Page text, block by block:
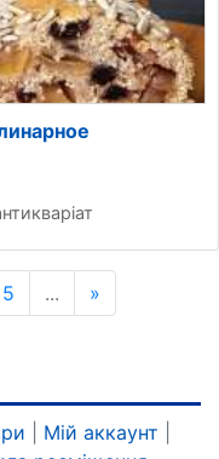
5 ... »
Мій аккаунт